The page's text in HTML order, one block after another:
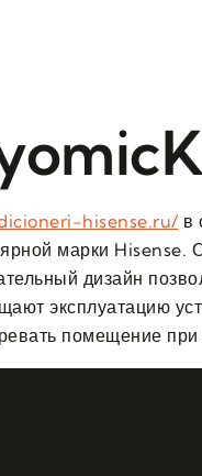
hisense.ru/в
марки Hisense.
дизайн
эксплуатацию
помещение при